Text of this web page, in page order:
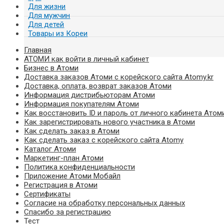
Для жизни
Для мужчин
Для детей
Товары из Кореи
Главная
АТОМИ как войти в личный кабинет
Бизнес в Атоми
Доставка заказов Атоми с корейского сайта Atomy.kr
Доставка, оплата, возврат заказов Атоми
Информация дистрибьюторам Атоми
Информация покупателям Атоми
Как восстановить ID и пароль от личного кабинета
Как зарегистрировать нового участника в Атоми
Как сделать заказ в Атоми
Как сделать заказ с корейского сайта Atomy
Каталог Атоми
Маркетинг-план Атоми
Политика конфиденциальности
Приложение Атоми Мобайл
Регистрация в Атоми
Сертификаты
Согласие на обработку персональных данных
Спасибо за регистрацию
Тест